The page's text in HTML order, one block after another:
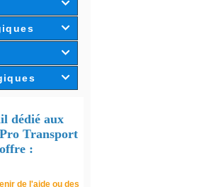




dédié aux
Transport
:
de l'aide ou des